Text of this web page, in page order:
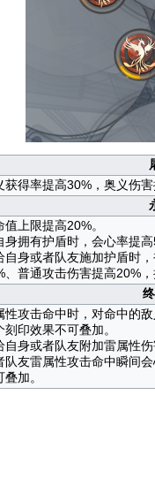
获得率提高30%，奥义伤害
值上限提高20%。
身拥有护盾时，会心率提高
自身或者队友施加护盾时
、普通攻击伤害提高20%
性攻击命中时，对命中的
刻印效果不可叠加。
自身或者队友附加雷属性
队友雷属性攻击命中瞬间
加。